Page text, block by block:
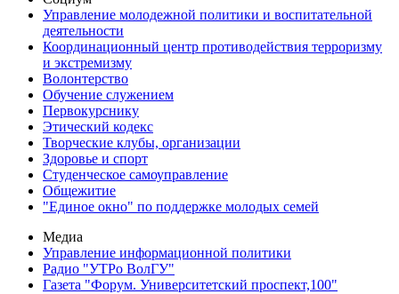
Управление молодежной политики и воспитательной
деятельности
Координационный центр противодействия терроризму
и экстремизму
Волонтерство
Обучение служением
Первокурснику
Этический кодекс
Творческие клубы, организации
Здоровье и спорт
Студенческое самоуправление
Общежитие
"Единое окно" по поддержке молодых семей
Медиа
Управление информационной политики
Радио "УТРо ВолГУ"
Газета "Форум. Университетский проспект,100"